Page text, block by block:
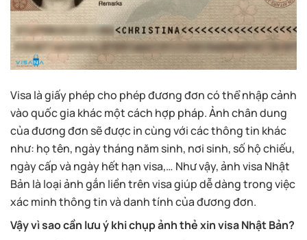
Visa là giấy phép cho phép đương đơn có thể nhập cảnh
vào quốc gia khác một cách hợp pháp. Ảnh chân dung
của đương đơn sẽ được in cùng với các thông tin khác
như: họ tên, ngày tháng năm sinh, nơi sinh, số hộ chiếu,
ngày cấp và ngày hết hạn visa,… Như vậy, ảnh visa Nhật
Bản là loại ảnh gắn liền trên visa giúp dễ dàng trong việc
xác minh thông tin và danh tính của đương đơn.
Vậy vì sao cần lưu ý khi chụp ảnh thẻ xin visa Nhật Bản?